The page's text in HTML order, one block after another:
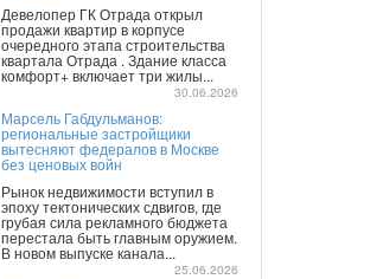
Девелопер ГК Отрада открыл
продажи квартир в корпусе
очередного этапа строительства
квартала Отрада . Здание класса
комфорт+ включает три жилы...
30.06.2026
Марсель Габдульманов:
региональные застройщики
вытесняют федералов в Москве
без ценовых войн
Рынок недвижимости вступил в
эпоху тектонических сдвигов, где
грубая сила рекламного бюджета
перестала быть главным оружием.
В новом выпуске канала...
25.06.2026